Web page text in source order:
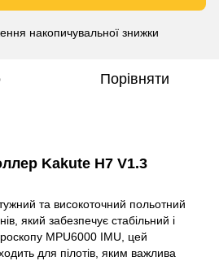
накопичувальної знижки
Порівняти
Kakute H7 V1.3
та високоточний польотний
який забезпечує стабільний і
MPU6000 IMU, цей
для пілотів, яким важлива